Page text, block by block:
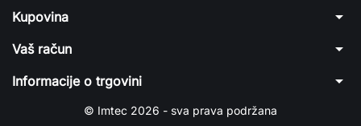
Kupovina arrow_drop_down
Vaš račun arrow_drop_down
Informacije o trgovini arrow_drop_down
© Imtec 2026 - sva prava podržana